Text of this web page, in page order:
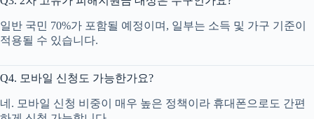
일반 국민 70%가 포함될 예정이며, 일부는 소득 및 가구 기준이
적용될 수 있습니다.
Q4. 모바일 신청도 가능한가요?
네. 모바일 신청 비중이 매우 높은 정책이라 휴대폰으로도 간편